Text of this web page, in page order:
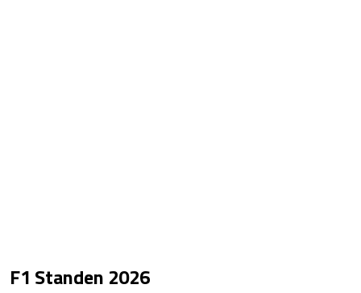
F1 Standen 2026